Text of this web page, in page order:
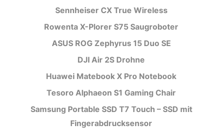
Sennheiser CX True Wireless
Rowenta X-Plorer S75 Saugroboter
ASUS ROG Zephyrus 15 Duo SE
DJI Air 2S Drohne
Huawei Matebook X Pro Notebook
Tesoro Alphaeon S1 Gaming Chair
Samsung Portable SSD T7 Touch – SSD mit
Fingerabdrucksensor